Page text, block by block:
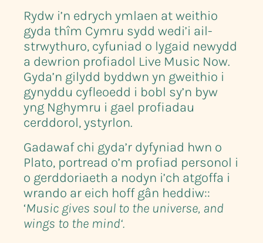
Rydw i’n edrych ymlaen at weithio
gyda thîm Cymru sydd wedi’i ail-
strwythuro, cyfuniad o lygaid newydd
a dewrion profiadol Live Music Now.
Gyda’n gilydd byddwn yn gweithio i
gynyddu cyfleoedd i bobl sy’n byw
yng Nghymru i gael profiadau
cerddorol, ystyrlon.
Gadawaf chi gyda’r dyfyniad hwn o
Plato, portread o’m profiad personol i
o gerddoriaeth a nodyn i’ch atgoffa i
wrando ar eich hoff gân heddiw::
‘Music gives soul to the universe, and
wings to the mind‘.